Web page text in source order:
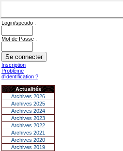
Login/speudo :
Mot de Passe :
Inscription
Problème
d'identification ?
Actualités
Archives 2026
Archives 2025
Archives 2024
Archives 2023
Archives 2022
Archives 2021
Archives 2020
Archives 2019